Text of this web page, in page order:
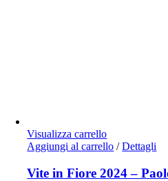
Visualizza carrello
Aggiungi al carrello / Dettagli
Vite in Fiore 2024 –